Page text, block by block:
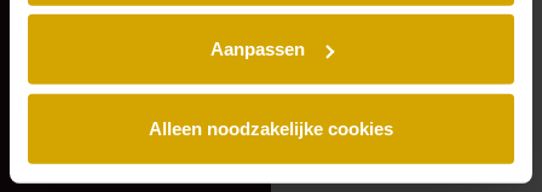
Aanpassen
Alleen noodzakelijke cookies